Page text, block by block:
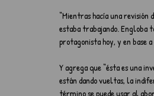
“Mientras hacía una
estaba trabajando. Engloba
protagonista hoy, y en base
Y agrega que “ésta es una
están dando vueltas, la
término se puede usar al